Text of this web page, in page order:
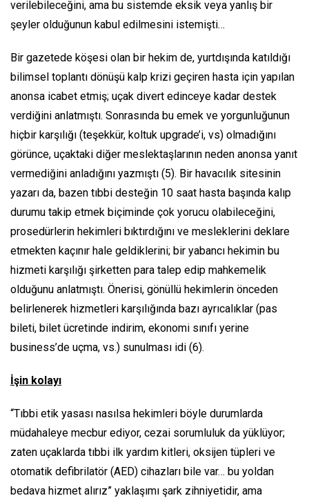
verilebileceğini, ama bu sistemde eksik veya yanlış bir
şeyler olduğunun kabul edilmesini istemişti…
Bir gazetede köşesi olan bir hekim de, yurtdışında katıldığı
bilimsel toplantı dönüşü kalp krizi geçiren hasta için yapılan
anonsa icabet etmiş; uçak divert edinceye kadar destek
verdiğini anlatmıştı. Sonrasında bu emek ve yorgunluğunun
hiçbir karşılığı (teşekkür, koltuk upgrade’i, vs) olmadığını
görünce, uçaktaki diğer meslektaşlarının neden anonsa yanıt
vermediğini anladığını yazmıştı (5). Bir havacılık sitesinin
yazarı da, bazen tıbbi desteğin 10 saat hasta başında kalıp
durumu takip etmek biçiminde çok yorucu olabileceğini,
prosedürlerin hekimleri bıktırdığını ve mesleklerini deklare
etmekten kaçınır hale geldiklerini; bir yabancı hekimin bu
hizmeti karşılığı şirketten para talep edip mahkemelik
olduğunu anlatmıştı. Önerisi, gönüllü hekimlerin önceden
belirlenerek hizmetleri karşılığında bazı ayrıcalıklar (pas
bileti, bilet ücretinde indirim, ekonomi sınıfı yerine
business’de uçma, vs.) sunulması idi (6).
İşin kolayı
“Tıbbi etik yasası nasılsa hekimleri böyle durumlarda
müdahaleye mecbur ediyor, cezai sorumluluk da yüklüyor;
zaten uçaklarda tıbbi ilk yardım kitleri, oksijen tüpleri ve
otomatik defibrilatör (AED) cihazları bile var… bu yoldan
bedava hizmet alırız” yaklaşımı şark zihniyetidir, ama